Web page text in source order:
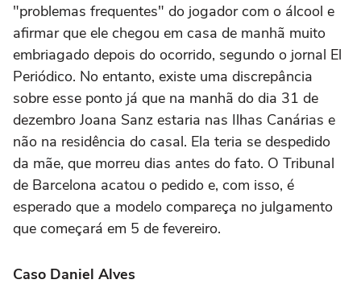
"problemas frequentes" do jogador com o álcool e
afirmar que ele chegou em casa de manhã muito
embriagado depois do ocorrido, segundo o jornal El
Periódico. No entanto, existe uma discrepância
sobre esse ponto já que na manhã do dia 31 de
dezembro Joana Sanz estaria nas Ilhas Canárias e
não na residência do casal. Ela teria se despedido
da mãe, que morreu dias antes do fato. O Tribunal
de Barcelona acatou o pedido e, com isso, é
esperado que a modelo compareça no julgamento
que começará em 5 de fevereiro.
Caso Daniel Alves